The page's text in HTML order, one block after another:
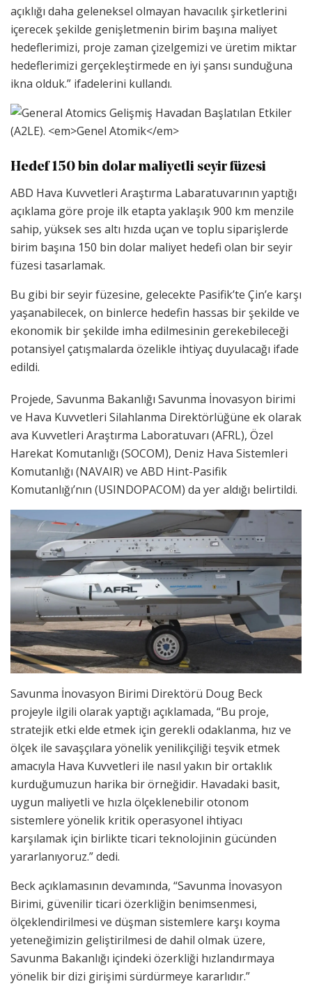
açıklığı daha geleneksel olmayan havacılık şirketlerini
içerecek şekilde genişletmenin birim başına maliyet
hedeflerimizi, proje zaman çizelgemizi ve üretim miktar
hedeflerimizi gerçekleştirmede en iyi şansı sunduğuna
ikna olduk.” ifadelerini kullandı.
Hedef 150 bin dolar maliyetli seyir füzesi
ABD Hava Kuvvetleri Araştırma Labaratuvarının yaptığı
açıklama göre proje ilk etapta yaklaşık 900 km menzile
sahip, yüksek ses altı hızda uçan ve toplu siparişlerde
birim başına 150 bin dolar maliyet hedefi olan bir seyir
füzesi tasarlamak.
Bu gibi bir seyir füzesine, gelecekte Pasifik’te Çin’e karşı
yaşanabilecek, on binlerce hedefin hassas bir şekilde ve
ekonomik bir şekilde imha edilmesinin gerekebileceği
potansiyel çatışmalarda özelikle ihtiyaç duyulacağı ifade
edildi.
Projede, Savunma Bakanlığı Savunma İnovasyon birimi
ve Hava Kuvvetleri Silahlanma Direktörlüğüne ek olarak
ava Kuvvetleri Araştırma Laboratuvarı (AFRL), Özel
Harekat Komutanlığı (SOCOM), Deniz Hava Sistemleri
Komutanlığı (NAVAIR) ve ABD Hint-Pasifik
Komutanlığı’nın (USINDOPACOM) da yer aldığı belirtildi.
Savunma İnovasyon Birimi Direktörü Doug Beck
projeyle ilgili olarak yaptığı açıklamada, “Bu proje,
stratejik etki elde etmek için gerekli odaklanma, hız ve
ölçek ile savaşçılara yönelik yenilikçiliği teşvik etmek
amacıyla Hava Kuvvetleri ile nasıl yakın bir ortaklık
kurduğumuzun harika bir örneğidir. Havadaki basit,
uygun maliyetli ve hızla ölçeklenebilir otonom
sistemlere yönelik kritik operasyonel ihtiyacı
karşılamak için birlikte ticari teknolojinin gücünden
yararlanıyoruz.” dedi.
Beck açıklamasının devamında, “Savunma İnovasyon
Birimi, güvenilir ticari özerkliğin benimsenmesi,
ölçeklendirilmesi ve düşman sistemlere karşı koyma
yeteneğimizin geliştirilmesi de dahil olmak üzere,
Savunma Bakanlığı içindeki özerkliği hızlandırmaya
yönelik bir dizi girişimi sürdürmeye kararlıdır.”